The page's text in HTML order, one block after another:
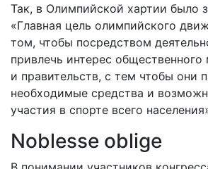
Так, в Олимпийской хартии было
«Главная цель олимпийского
том, чтобы посредством
привлечь интерес
и правительств, с тем чтобы они
необходимые средства и
участия в спорте всего
Noblesse oblige